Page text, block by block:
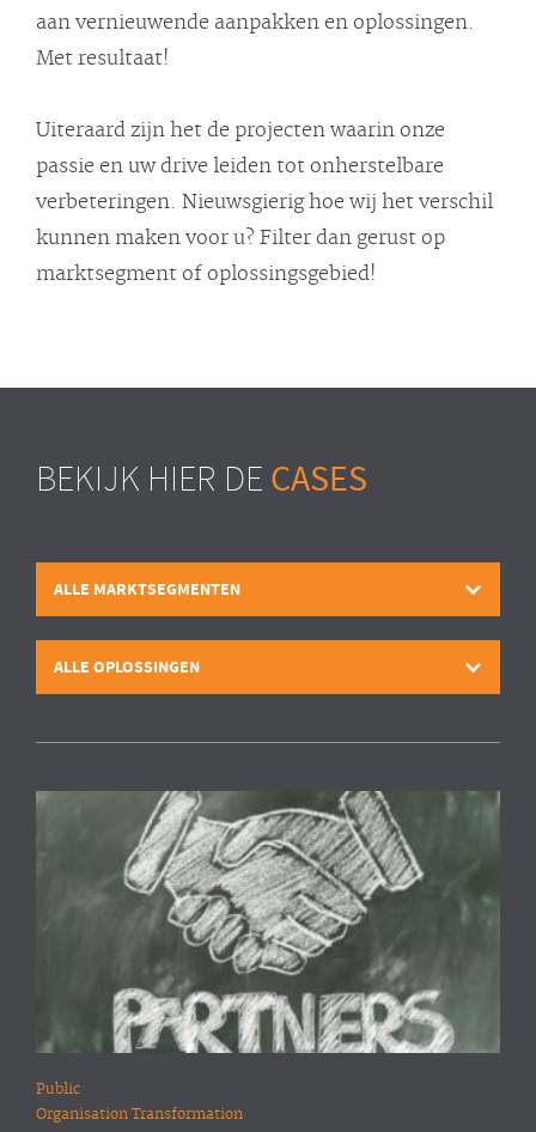
aan vernieuwende aanpakken en oplossingen.
Met resultaat!
Uiteraard zijn het de projecten waarin onze
passie en uw drive leiden tot onherstelbare
verbeteringen. Nieuwsgierig hoe wij het verschil
kunnen maken voor u? Filter dan gerust op
marktsegment of oplossingsgebied!
BEKIJK HIER DE CASES
ALLE MARKTSEGMENTEN
ALLE OPLOSSINGEN
Public
Organisation Transformation